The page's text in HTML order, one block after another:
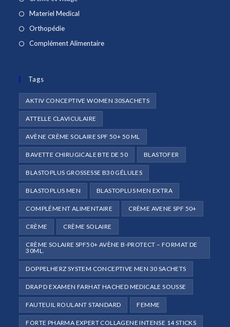
dans
Materiel Medical
OrthopédieS’ouvre
dans
Complément AlimentaireS’ouvre
onglet
Tags
AKTIV CONCEPTIVE WOMEN 30SACHETS
ATTELLE CLAVICULAIRE
AVÈNE CRÈME SOLAIRE SPF 50+ 50 ML
BAVETTE CHIRUGICALE BTE DE 50 BLASTOFER
BLASTOPLUS GROSSESSE B30 GÉLULES
BLASTOPLUS MEN BLASTOPLUS MEN EXTRA
COMPLÉMENT ALIMENTAIRE CRÈME AVENE SPF 50+
CRÈME CRÈME SOLAIRE
CRÈME SOLAIRE SPF50+ AVÈNE B-PROTECT – FORMAT DE
30ML.
DOPPELHERZ SYSTEM CONCEPTIVE MEN 30 SACHETS
DRAP D EXAMEN FARHAT HACHED MEDICALE SOUSSE
FAUTEUIL ROULANT STANDARD FEMME
FORTE PHARMA EXPERT COLLAGENE INTENSE 14 STICKS